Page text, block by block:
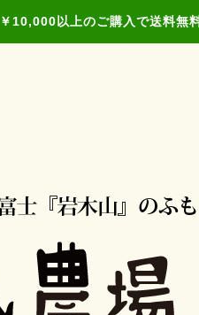
10,000以上のご購入で送料無